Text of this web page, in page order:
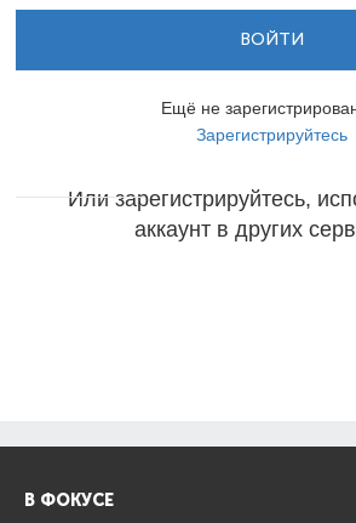
ВОЙТИ
Ещё не
Зарегистрируйтесь
Или зарегистрируйтесь,
аккаунт в других
В ФОКУСЕ